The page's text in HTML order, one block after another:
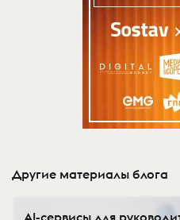
Другие материалы блога
AI-сервисы для